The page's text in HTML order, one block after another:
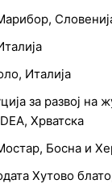
Италија
за развој на
Хрватска
Босна и
Хутово